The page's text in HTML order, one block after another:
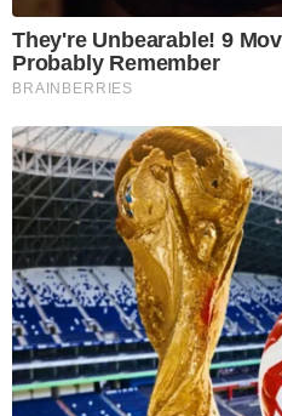
They're Unbearable! 9
Probably Remember
BRAINBERRIES